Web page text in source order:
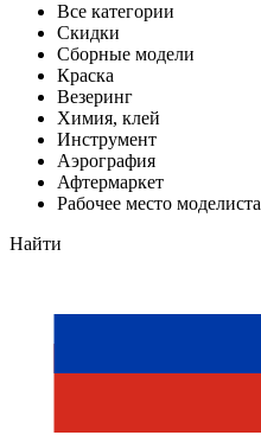
Все категории
Скидки
Сборные модели
Краска
Везеринг
Химия, клей
Инструмент
Аэрография
Афтермаркет
Рабочее место моделиста
Найти